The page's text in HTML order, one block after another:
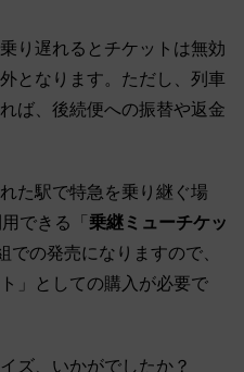
り遅れるとチケットは無効
となります。ただし、列車
ば、後続便への振替や返金
れた駅で特急を乗り継ぐ場
できる「 乗継ミューチケッ
での発売になりますので、
」としての購入が必要で
ズ、いかがでしたか？